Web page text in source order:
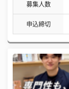
募集人数
申込締切